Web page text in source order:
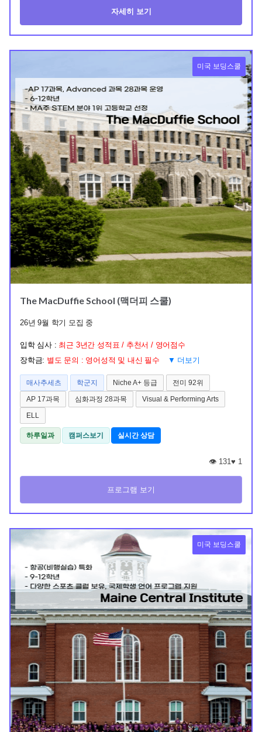
자세히 보기
미국 보딩스쿨
The MacDuffie School (맥더피 스쿨)
26년 9월 학기 모집 중
입학 심사 : 최근 3년간 성적표 / 추천서 / 영어점수
장학금: 별도 문의 : 영어성적 및 내신 필수 ▼ 더보기
매사추세츠 학군지 Niche A+ 등급
전미 92위
AP 17과목
심화과정 28과목
Visual & Performing Arts
ELL
하루일과 캠퍼스보기 실시간 상담
👁️ 131♥ 1
프로그램 보기
미국 보딩스쿨